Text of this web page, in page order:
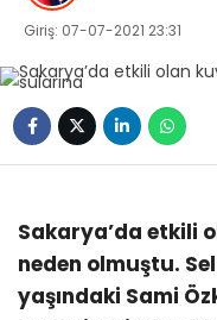
Giriş: 07-07-2021 23:31
Sakarya’da etkili
neden olmuştu.
yaşındaki Sami